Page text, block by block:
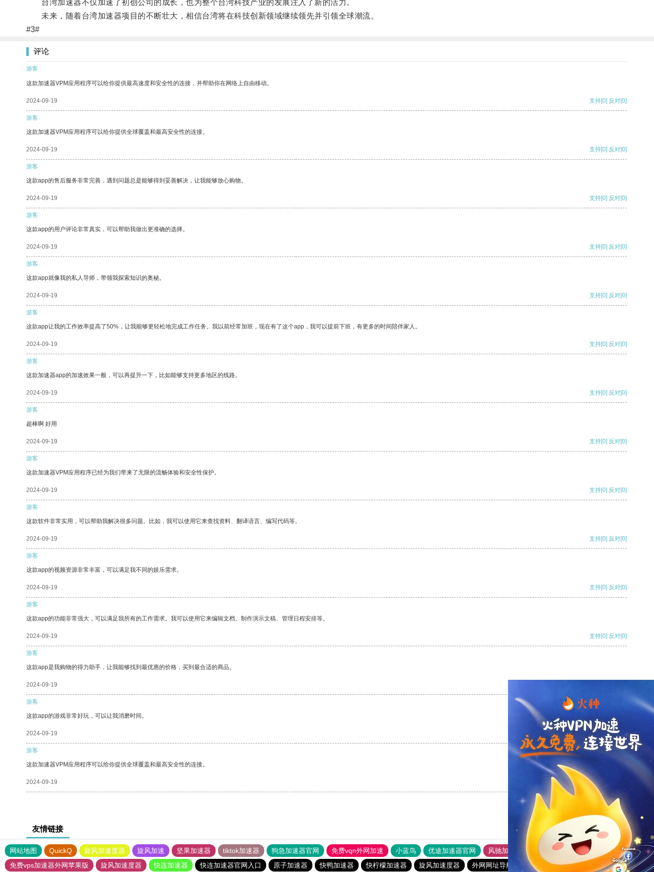
台湾加速器不仅加速了初创公司的成长，也为整个台湾科技产业的发展注入了新的活力。
未来，随着台湾加速器项目的不断壮大，相信台湾将在科技创新领域继续领先并引领全球潮流。
#3#
评论
游客
这款加速器VPM应用程序可以给你提供最高速度和安全性的连接，并帮助你在网络上自由移动。
2024-09-19 支持[0] 反对[0]
游客
这款加速器VPM应用程序可以给你提供全球覆盖和最高安全性的连接。
2024-09-19 支持[0] 反对[0]
游客
这款app的售后服务非常完善，遇到问题总是能够得到妥善解决，让我能够放心购物。
2024-09-19 支持[0] 反对[0]
游客
这款app的用户评论非常真实，可以帮助我做出更准确的选择。
2024-09-19 支持[0] 反对[0]
游客
这款app就像我的私人导师，带领我探索知识的奥秘。
2024-09-19 支持[0] 反对[0]
游客
这款app让我的工作效率提高了50%，让我能够更轻松地完成工作任务。我以前经常加班，现在有了这个app，我可以提前下班，有更多的时间陪伴家人。
2024-09-19 支持[0] 反对[0]
游客
这款加速器app的加速效果一般，可以再提升一下，比如能够支持更多地区的线路。
2024-09-19 支持[0] 反对[0]
游客
超棒啊 好用
2024-09-19 支持[0] 反对[0]
游客
这款加速器VPM应用程序已经为我们带来了无限的流畅体验和安全性保护。
2024-09-19 支持[0] 反对[0]
游客
这款软件非常实用，可以帮助我解决很多问题。比如，我可以使用它来查找资料、翻译语言、编写代码等。
2024-09-19 支持[0] 反对[0]
游客
这款app的视频资源非常丰富，可以满足我不同的娱乐需求。
2024-09-19 支持[0] 反对[0]
游客
这款app的功能非常强大，可以满足我所有的工作需求。我可以使用它来编辑文档、制作演示文稿、管理日程安排等。
2024-09-19 支持[0] 反对[0]
游客
这款app是我购物的得力助手，让我能够找到最优惠的价格，买到最合适的商品。
2024-09-19
游客
这款app的游戏非常好玩，可以让我消磨时间。
2024-09-19 支持 [0] 反对 [0]
游客
这款加速器VPM应用程序可以给你提供全球覆盖和最高安全性的连接。
2024-09-19 支持
友情链接
网站地图 QuickQ 旋风加速度器 旋风加速 坚果加速器 tiktok加速器 狗急加速器官网 免费vqn外网加速 小蓝鸟 优途加速器官网 风驰加速器
旋风加速器
免费vps加速器外网苹果版
旋风加速度器 快连加速器 快连加速器官网入口 原子加速器 快鸭加速器 快柠檬加速器 旋风加速度器 外网网址导航 软件中心 雷霆加速 狂飙加速器